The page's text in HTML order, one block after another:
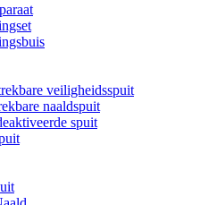
veiligheidsspuit
naaldspuit
spuit